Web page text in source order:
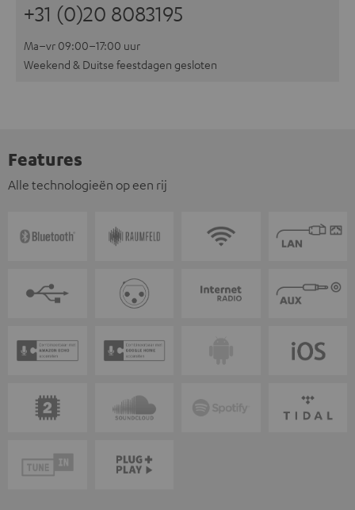
+31 (0)20 8083195
Ma–vr 09:00–17:00 uur
Weekend & Duitse feestdagen gesloten
Features
Alle technologieën op een rij